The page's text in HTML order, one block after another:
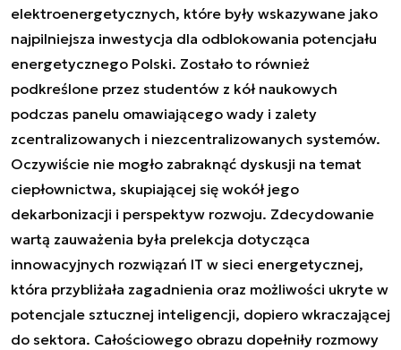
elektroenergetycznych, które były wskazywane jako
najpilniejsza inwestycja dla odblokowania potencjału
energetycznego Polski. Zostało to również
podkreślone przez studentów z kół naukowych
podczas panelu omawiającego wady i zalety
zcentralizowanych i niezcentralizowanych systemów.
Oczywiście nie mogło zabraknąć dyskusji na temat
ciepłownictwa, skupiającej się wokół jego
dekarbonizacji i perspektyw rozwoju. Zdecydowanie
wartą zauważenia była prelekcja dotycząca
innowacyjnych rozwiązań IT w sieci energetycznej,
która przybliżała zagadnienia oraz możliwości ukryte w
potencjale sztucznej inteligencji, dopiero wkraczającej
do sektora. Całościowego obrazu dopełniły rozmowy